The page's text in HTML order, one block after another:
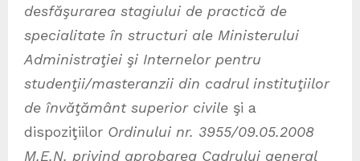
desfăşurarea stagiului de practică de
specialitate în structuri ale Ministerului
Administraţiei şi Internelor pentru
studenţii/masteranzii din cadrul instituţiilor
de învăţământ superior civile şi a
dispoziţiilor Ordinului nr. 3955/09.05.2008
M.E.N. privind aprobarea Cadrului general